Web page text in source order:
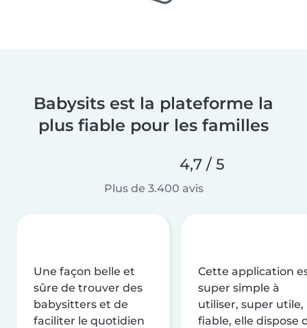
Babysits est la plateforme la
plus fiable pour les familles
4,7 / 5
Plus de 3.400 avis
Une façon belle et
sûre de trouver des
babysitters et de
faciliter le quotidien
Cette application
super simple à
utiliser, super utile,
fiable, elle dispose